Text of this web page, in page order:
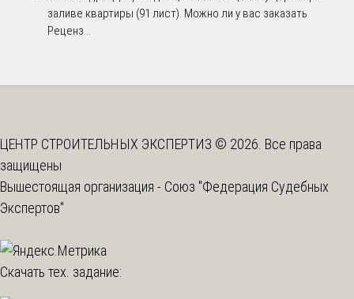
заливе квартиры (91 лист). Можно ли у вас заказать
Реценз...
ЦЕНТР СТРОИТЕЛЬНЫХ ЭКСПЕРТИЗ © 2026. Все права
защищены
Вышестоящая организация - Союз "Федерация Судебных
Экспертов"
Скачать тех. задание: